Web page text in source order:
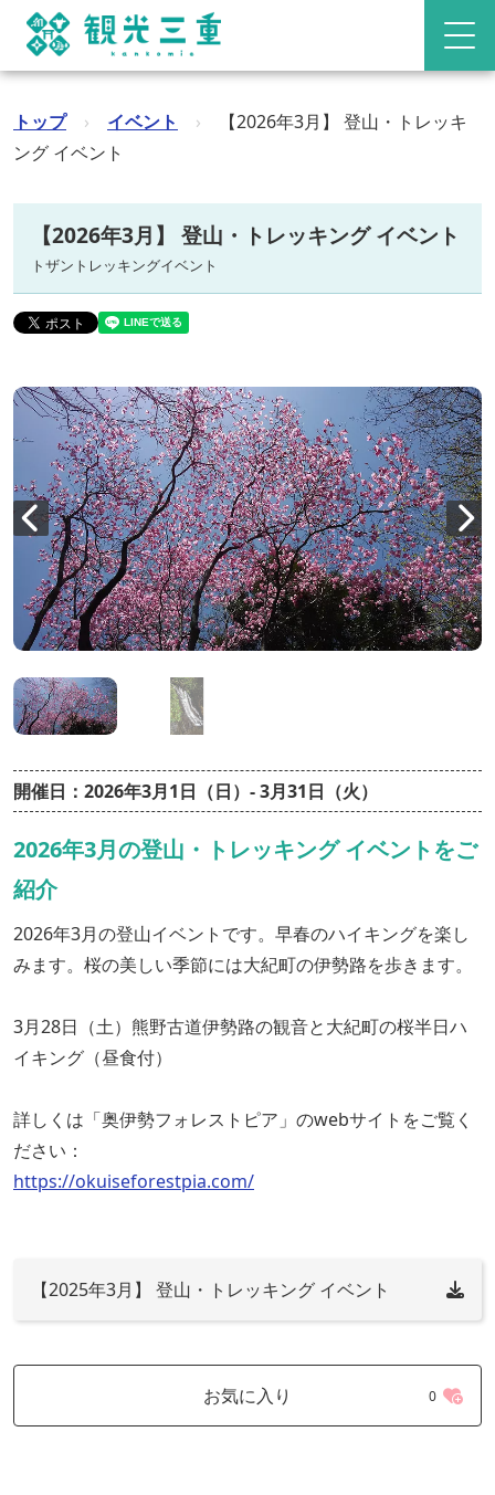
トップ › イベント ›
【2026年3月】 登山・トレッキ
ング イベント
【2026年3月】 登山・トレッキング イベント
トザントレッキングイベント
開催日：2026年3月1日（日）- 3月31日（火）
2026年3月の登山・トレッキング イベントをご
紹介
2026年3月の登山イベントです。早春のハイキングを楽し
みます。桜の美しい季節には大紀町の伊勢路を歩きます。
3月28日（土）熊野古道伊勢路の観音と大紀町の桜半日ハ
イキング（昼食付）
詳しくは「奥伊勢フォレストピア」のwebサイトをご覧く
ださい：
https://okuiseforestpia.com/
【2025年3月】 登山・トレッキング イベント
お気に入り 0